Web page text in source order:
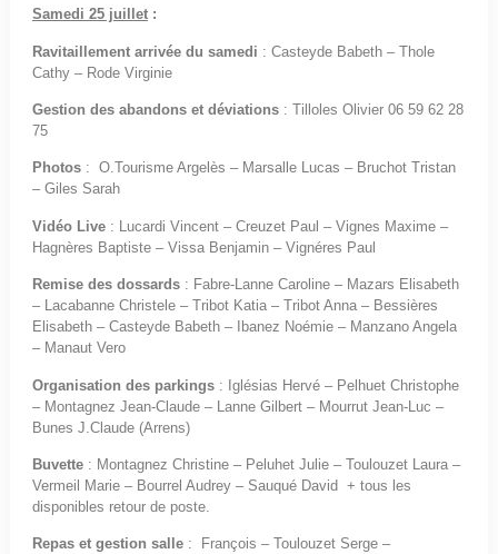
Samedi 25 juillet:
Ravitaillement arrivée du samedi : Casteyde Babeth – Thole
Cathy – Rode Virginie
Gestion des abandons et déviations: Tilloles Olivier 06 59 62 28
75
Photos: O.Tourisme Argelès – Marsalle Lucas – Bruchot Tristan
– Giles Sarah
Vidéo Live: Lucardi Vincent – Creuzet Paul – Vignes Maxime –
Hagnères Baptiste – Vissa Benjamin – Vignéres Paul
Remise des dossards: Fabre-Lanne Caroline – Mazars Elisabeth
– Lacabanne Christele – Tribot Katia – Tribot Anna – Bessières
Elisabeth – Casteyde Babeth – Ibanez Noémie – Manzano Angela
– Manaut Vero
Organisation des parkings: Iglésias Hervé – Pelhuet Christophe
– Montagnez Jean-Claude – Lanne Gilbert – Mourrut Jean-Luc –
Bunes J.Claude (Arrens)
Buvette: Montagnez Christine – Peluhet Julie – Toulouzet Laura –
Vermeil Marie – Bourrel Audrey – Sauqué David + tous les
disponibles retour de poste.
Repas et gestion salle: François – Toulouzet Serge –